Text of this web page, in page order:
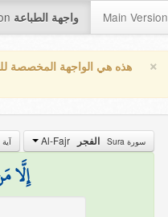
واجهة الطباعة Main Version
× هذه هي الواجهة المخصصة
سورة Sura الفجر آية Aya
إِلَّا